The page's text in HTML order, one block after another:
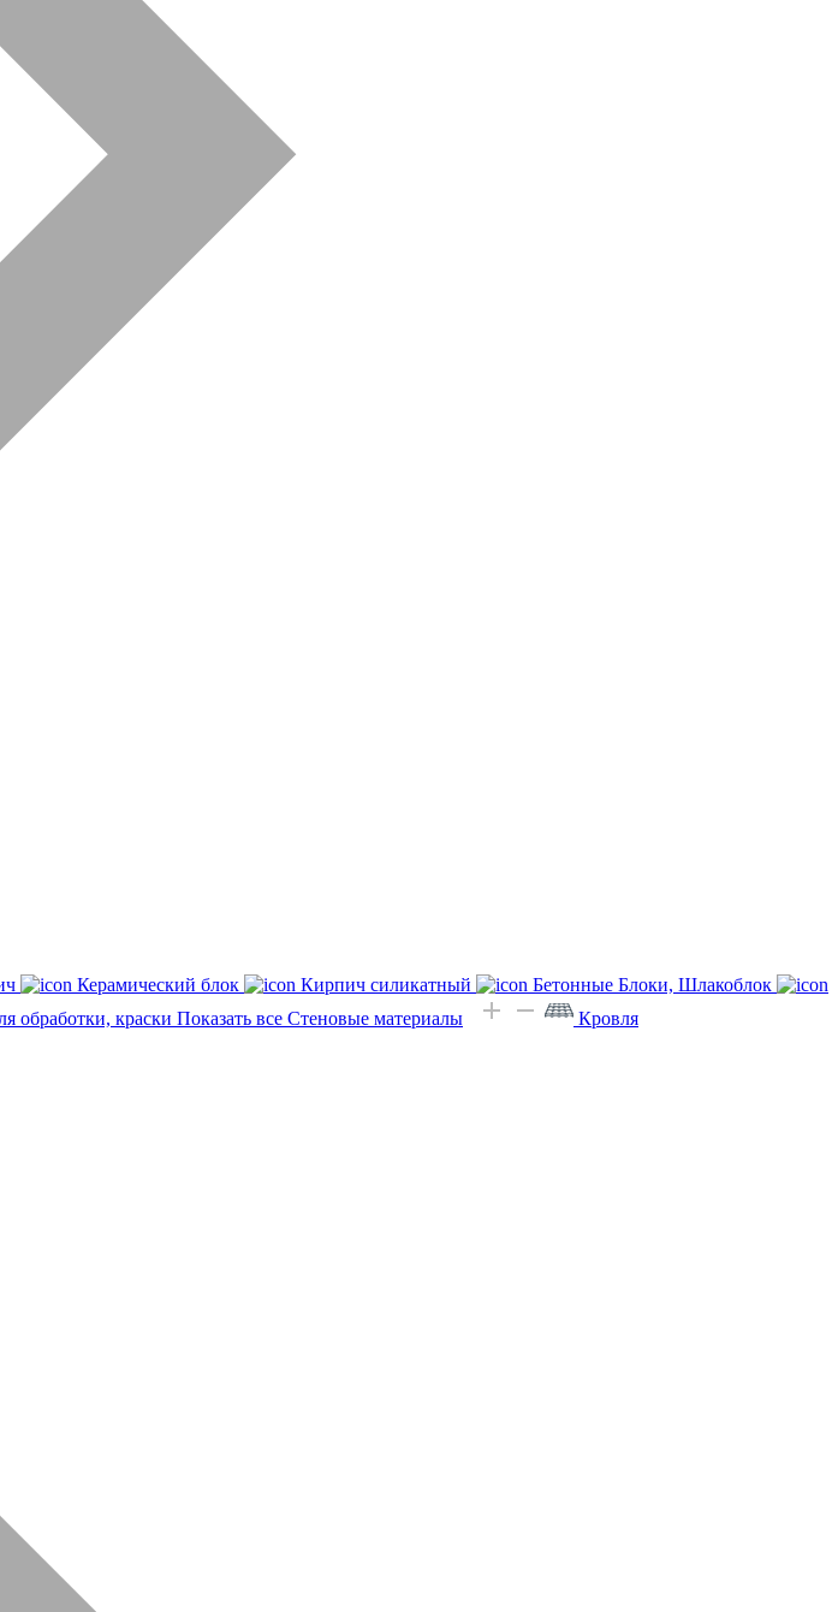
Керамический блок Кирпич силикатный
Бетонные Блоки, Шлакоблок
обработки, краски Показать все Стеновые материалы Кровля